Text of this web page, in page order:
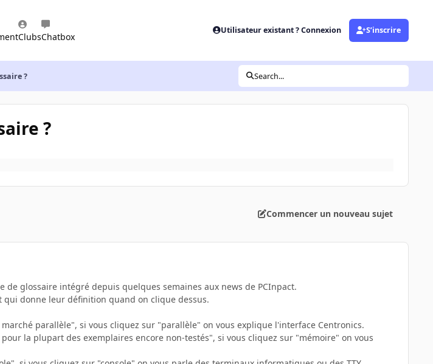
ClubsChatbox
Utilisateur existant ? Connexion S’inscrire
? Search...
?
Commencer un nouveau sujet
de glossaire intégré depuis quelques semaines aux news de PCInpact.
donne leur définition quand on clique dessus.
parallèle", si vous cliquez sur "parallèle" on vous explique l'interface Centronics.
la plupart des exemplaires encore non-testés", si vous cliquez sur "mémoire" on vous